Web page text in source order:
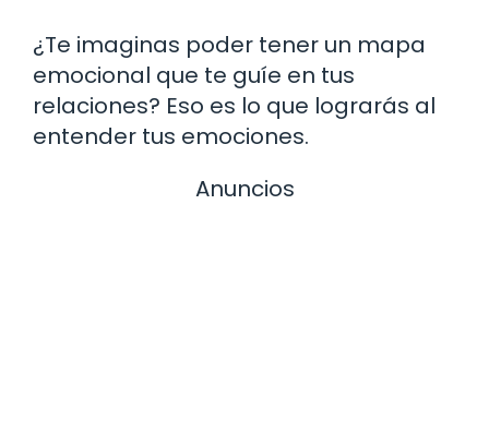
¿Te imaginas poder tener un mapa
emocional que te guíe en tus
relaciones? Eso es lo que lograrás al
entender tus emociones.
Anuncios